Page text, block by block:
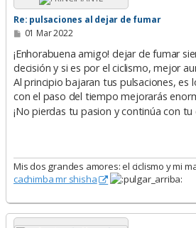
Re: pulsaciones al dejar de fumar
M
n
a
e
01 Mar 2022
¡Enhorabuena amigo! dejar de fumar
decisión y si es por el ciclismo, mejor
Al principio bajaran tus pulsaciones, es
con el paso del tiempo mejorarás
¡No pierdas tu pasion y continúa con tu
Mis dos grandes amores: el ciclismo y mi
cachimba mr shisha